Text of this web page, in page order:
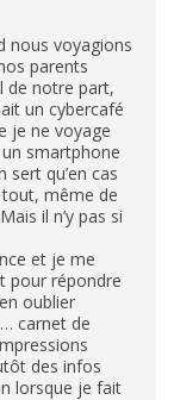
nous voyagions
parents
de notre part,
un cybercafé
je ne voyage
smartphone
sert qu’en cas
tout, même de
il n’y pas si
et je me
pour répondre
oublier
carnet de
des infos
lorsque je fait